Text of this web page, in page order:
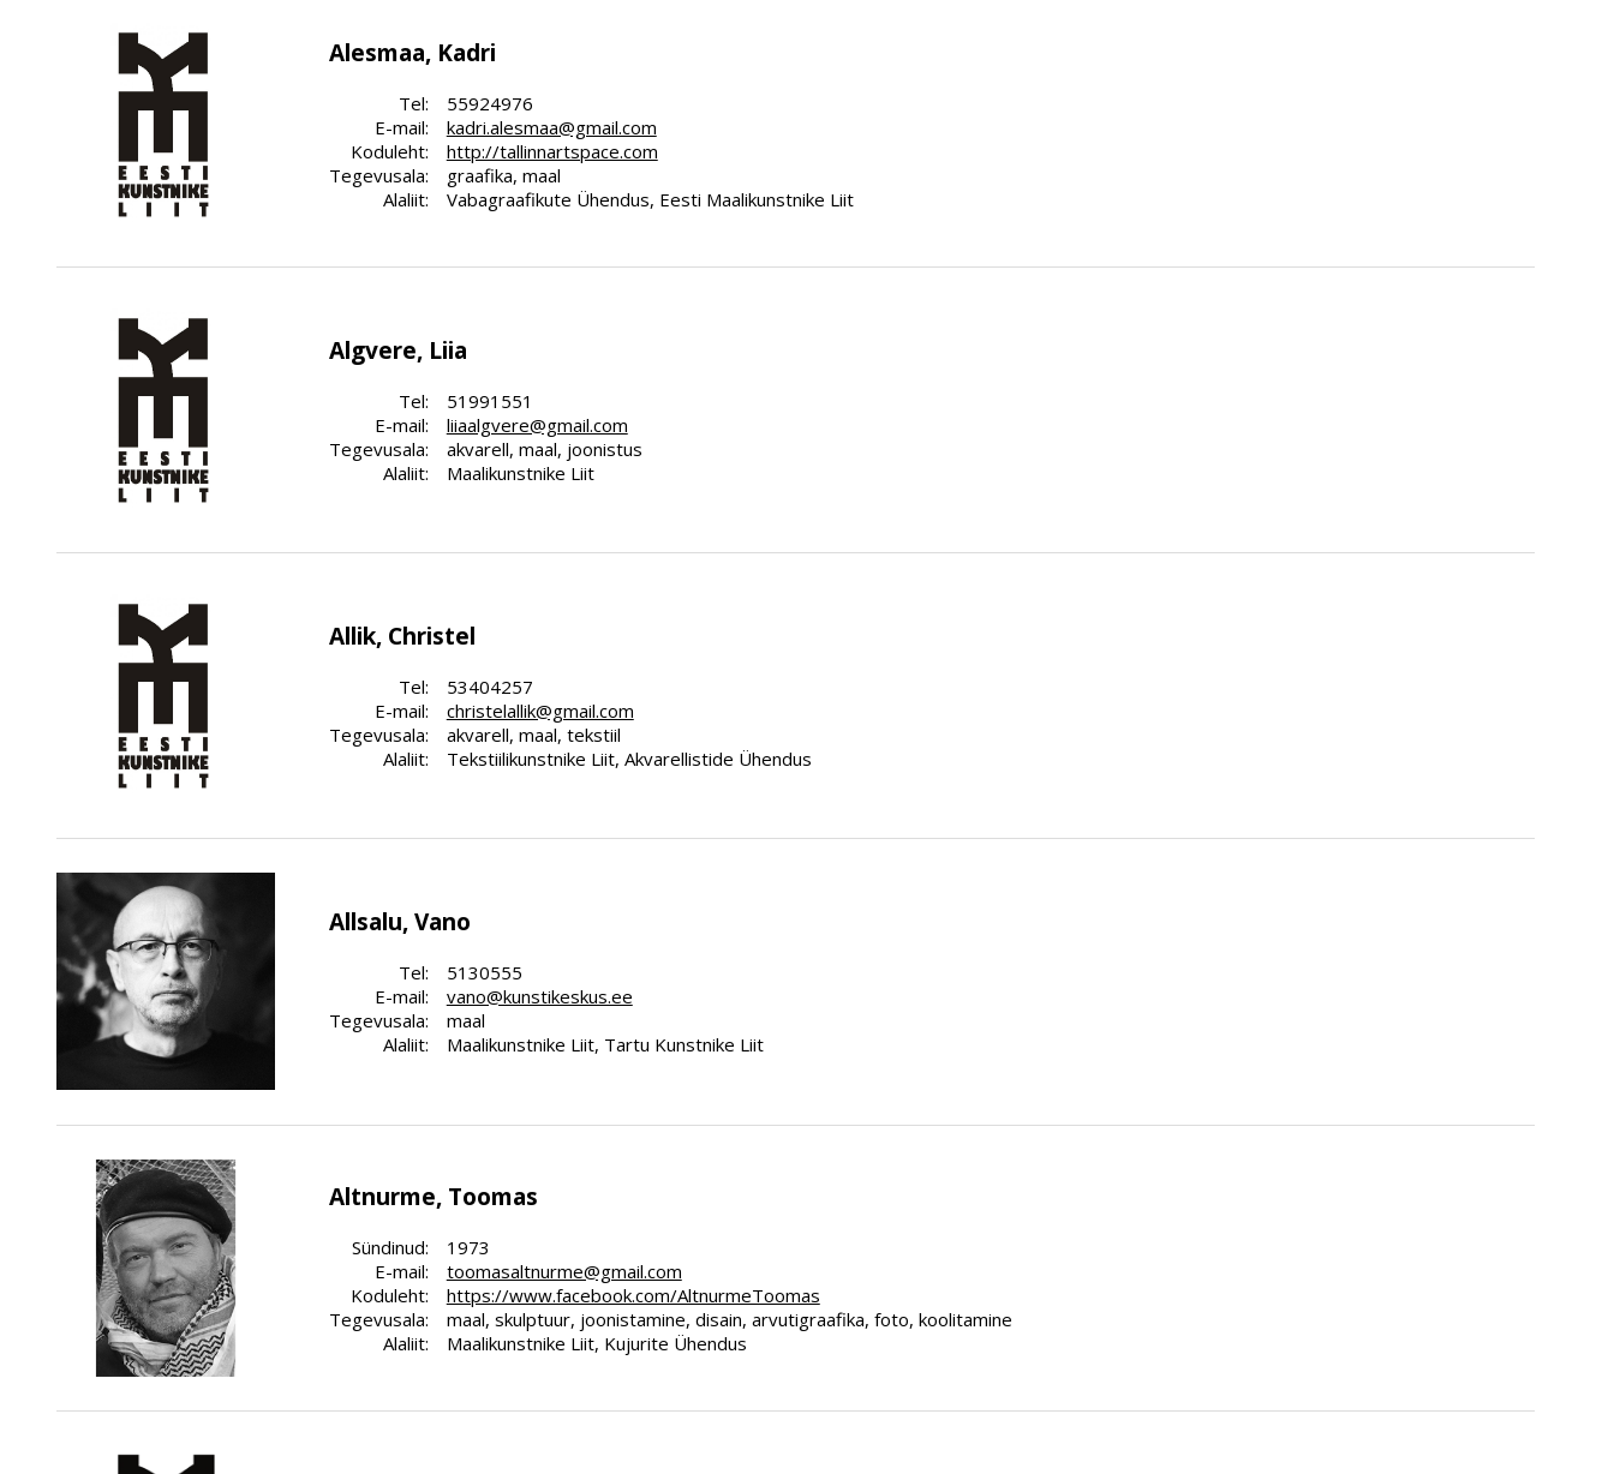
Alesmaa, Kadri
Tel:
E-mail:
Koduleht:
Tegevusala:
Alaliit:
55924976
kadri.alesmaa@gmail.com
http://tallinnartspace.com
graafika, maal
Vabagraafikute Ühendus, Eesti Maalikunstnike Liit
Algvere, Liia
Tel:
E-mail:
Tegevusala:
Alaliit:
51991551
liiaalgvere@gmail.com
akvarell, maal, joonistus
Maalikunstnike Liit
Allik, Christel
Tel:
E-mail:
Tegevusala:
Alaliit:
53404257
christelallik@gmail.com
akvarell, maal, tekstiil
Tekstiilikunstnike Liit, Akvarellistide Ühendus
Allsalu, Vano
Tel:
E-mail:
Tegevusala:
Alaliit:
5130555
vano@kunstikeskus.ee
maal
Maalikunstnike Liit, Tartu Kunstnike Liit
Altnurme, Toomas
Sündinud:
E-mail:
Koduleht:
Tegevusala:
Alaliit:
1973
toomasaltnurme@gmail.com
https://www.facebook.com/AltnurmeToomas
maal, skulptuur, joonistamine, disain, arvutigraafika, foto, koolitamine
Maalikunstnike Liit, Kujurite Ühendus